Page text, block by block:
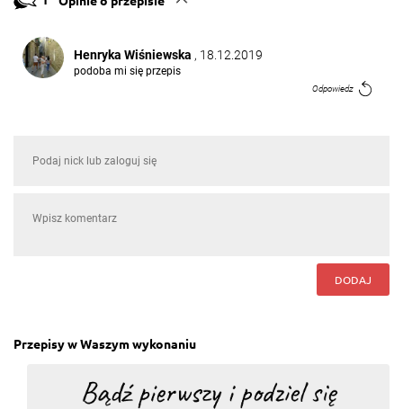
Henryka Wiśniewska , 18.12.2019
podoba mi się przepis
Odpowiedz
DODAJ
Przepisy w Waszym wykonaniu